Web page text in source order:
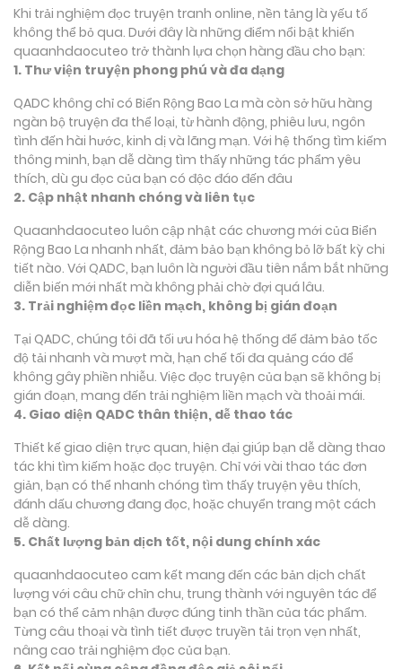
Khi trải nghiệm đọc truyện tranh online, nền tảng là yếu tố
không thể bỏ qua. Dưới đây là những điểm nổi bật khiến
quaanhdaocuteo trở thành lựa chọn hàng đầu cho bạn:
1. Thư viện truyện phong phú và đa dạng
QADC không chỉ có Biển Rộng Bao La mà còn sở hữu hàng
ngàn bộ truyện đa thể loại, từ hành động, phiêu lưu, ngôn
tình đến hài hước, kinh dị và lãng mạn. Với hệ thống tìm kiếm
thông minh, bạn dễ dàng tìm thấy những tác phẩm yêu
thích, dù gu đọc của bạn có độc đáo đến đâu
2. Cập nhật nhanh chóng và liên tục
Quaanhdaocuteo luôn cập nhật các chương mới của Biển
Rộng Bao La nhanh nhất, đảm bảo bạn không bỏ lỡ bất kỳ chi
tiết nào. Với QADC, bạn luôn là người đầu tiên nắm bắt những
diễn biến mới nhất mà không phải chờ đợi quá lâu.
3. Trải nghiệm đọc liền mạch, không bị gián đoạn
Tại QADC, chúng tôi đã tối ưu hóa hệ thống để đảm bảo tốc
độ tải nhanh và mượt mà, hạn chế tối đa quảng cáo để
không gây phiền nhiễu. Việc đọc truyện của bạn sẽ không bị
gián đoạn, mang đến trải nghiệm liền mạch và thoải mái.
4. Giao diện QADC thân thiện, dễ thao tác
Thiết kế giao diện trực quan, hiện đại giúp bạn dễ dàng thao
tác khi tìm kiếm hoặc đọc truyện. Chỉ với vài thao tác đơn
giản, bạn có thể nhanh chóng tìm thấy truyện yêu thích,
đánh dấu chương đang đọc, hoặc chuyển trang một cách
dễ dàng.
5. Chất lượng bản dịch tốt, nội dung chính xác
quaanhdaocuteo cam kết mang đến các bản dịch chất
lượng với câu chữ chỉn chu, trung thành với nguyên tác để
bạn có thể cảm nhận được đúng tinh thần của tác phẩm.
Từng câu thoại và tình tiết được truyền tải trọn vẹn nhất,
nâng cao trải nghiệm đọc của bạn.